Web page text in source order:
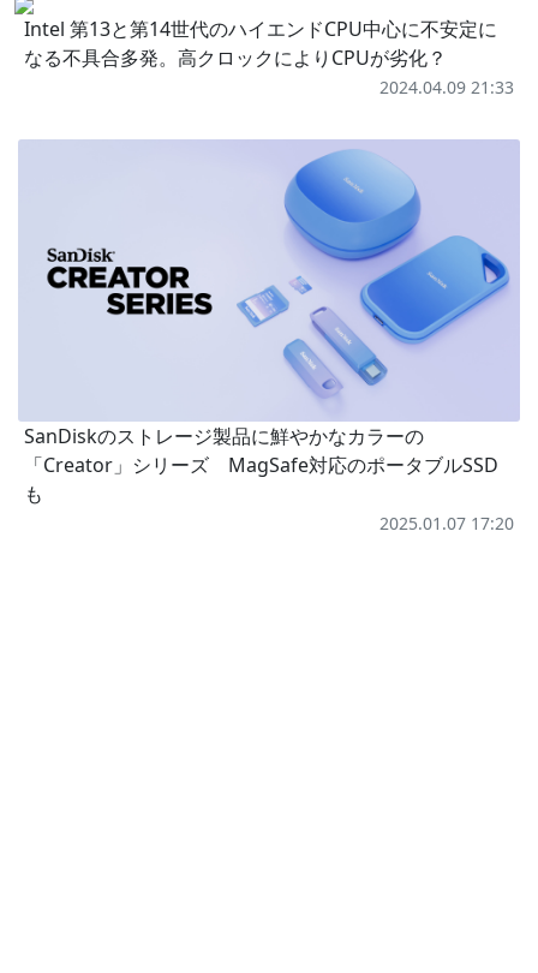
Intel 第13と第14世代のハイエンドCPU中心に不安定に
なる不具合多発。高クロックによりCPUが劣化？
2024.04.09 21:33
SanDiskのストレージ製品に鮮やかなカラーの
「Creator」シリーズ MagSafe対応のポータブルSSD
も
2025.01.07 17:20